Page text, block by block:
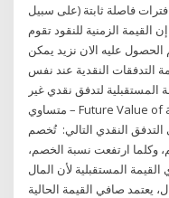
فاصلة ثابتة (على سبيل
مرة في 28 شباط (فبراير) 2018 إن القيمة الزمنية للنقود تقوم
الحصول عليه الان نزيد يمكن
التدفقات النقدية عند نفس
المستقبلية لتدفق نقدي غير
متساوي – Future Value of an Even Cash Flow على سبيل المثال:
النقدي التالي: تُخصم
وكلما ارتفعت نسبة الخصم،
المستقبلية لأن المال
يعتمد صافي القيمة الحالية